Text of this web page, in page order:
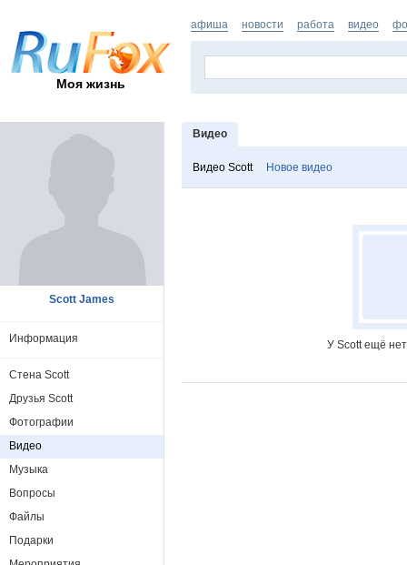
Моя жизнь
афиша новости работа видео
Видео
Видео Scott Новое видео
У Scott ещё
Scott James
Информация
Стена Scott
Друзья Scott
Фотографии
Видео
Музыка
Вопросы
Файлы
Подарки